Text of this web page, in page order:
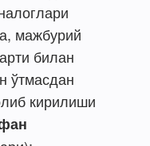
мажбурий
билан
ўтмасдан
кирилиши